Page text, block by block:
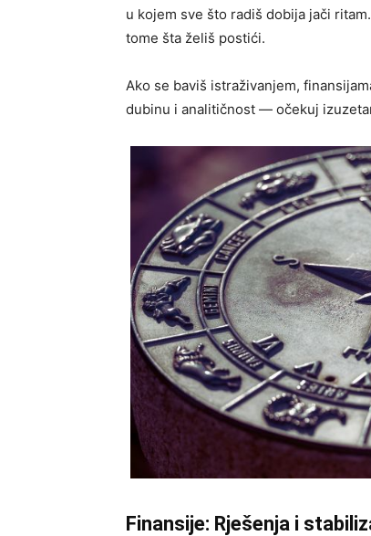
u kojem sve što radiš dobija jači
tome šta želiš postići.
Ako se baviš istraživanjem,
dubinu i analitičnost — očekuj
Finansije: Rješenja i